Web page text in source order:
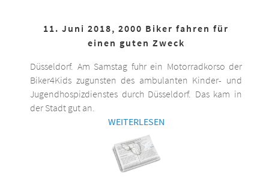
11. Juni 2018, 2000 Biker fahren für
einen guten Zweck
Düsseldorf. Am Samstag fuhr ein Motorradkorso der
Biker4Kids zugunsten des ambulanten Kinder- und
Jugendhospizdienstes durch Düsseldorf. Das kam in
der Stadt gut an.
WEITERLESEN